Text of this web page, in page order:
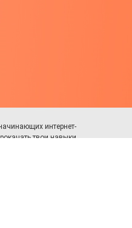
интернет-
твои навыки.